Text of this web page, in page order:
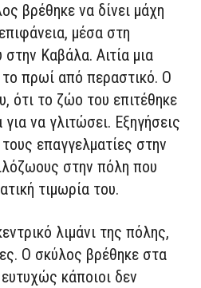
βρέθηκε να δίνει μάχη
μέσα στη
Καβάλα. Αιτία μια
πρωί από περαστικό. Ο
ότι το ζώο του επιτέθηκε
να γλιτώσει. Εξηγήσεις
επαγγελματίες στην
στην πόλη που
τιμωρία του.
λιμάνι της πόλης,
Ο σκύλος βρέθηκε στα
κάποιοι δεν